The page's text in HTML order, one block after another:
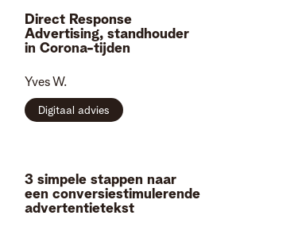
Direct Response
Advertising, standhouder
in Corona-tijden
Yves W.
Digitaal advies
3 simpele stappen naar
een conversiestimulerende
advertentietekst